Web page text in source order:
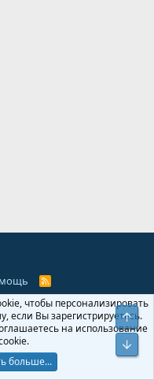
R
S
чтобы персонализировать
если Вы зарегистрируетесь.
на использование
больше...